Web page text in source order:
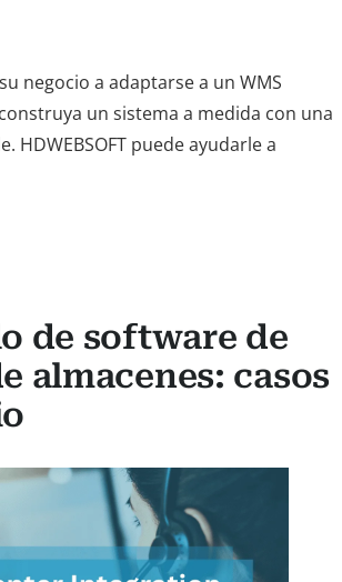
negocio a adaptarse a un WMS
un sistema a medida con una
HDWEBSOFT puede ayudarle a
de software de
almacenes: casos